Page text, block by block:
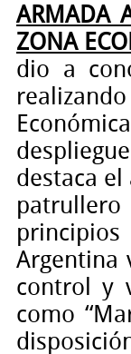
ARMADA
ZONA
dio a
destaca
patrullero
Argentina
control y
como